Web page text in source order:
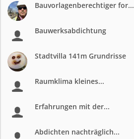
Bauvorlagenberechtiger for...
Bauwerksabdichtung
Stadtvilla 141m Grundrisse
Raumklima kleines...
Erfahrungen mit der...
Abdichten nachträglich...